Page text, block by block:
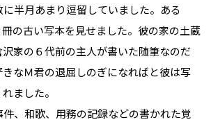
半月あまり逗留していました。ある
の古い写本を見せました。彼の家の土蔵
家の６代前の主人が書いた随筆なのだ
きなＭ君の退屈しのぎになればと彼は写
ました。
、和歌、用務の記録などの書かれた覚